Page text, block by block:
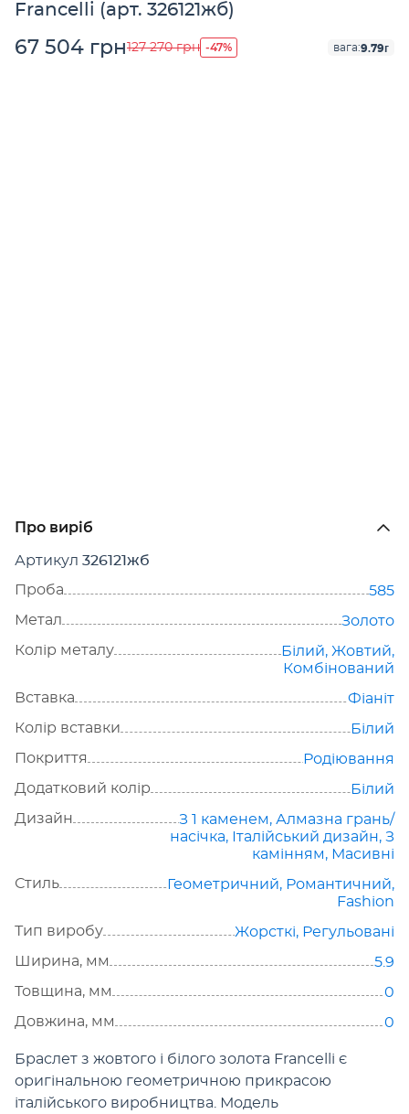
Про виріб
Артикул 326121жб
Проба
585
Метал
Золото
Колір металу
Білий, Жовтий,
Комбінований
Вставка
Фіаніт
Колір вставки
Білий
Покриття
Родіювання
Додатковий колір
Білий
Дизайн
З 1 каменем, Алмазна грань/
насічка, Італійський дизайн, З
камінням, Масивні
Стиль
Геометричний, Романтичний,
Fashion
Тип виробу
Жорсткі, Регульовані
Ширина, мм
5.9
Товщина, мм
0
Довжина, мм
0
Браслет з жовтого і білого золота Francelli є
оригінальною геометричною прикрасою
італійського виробництва. Модель
Francelli (арт. 326121жб)
67 504 грн127 270 грн -47% вага:9.79г